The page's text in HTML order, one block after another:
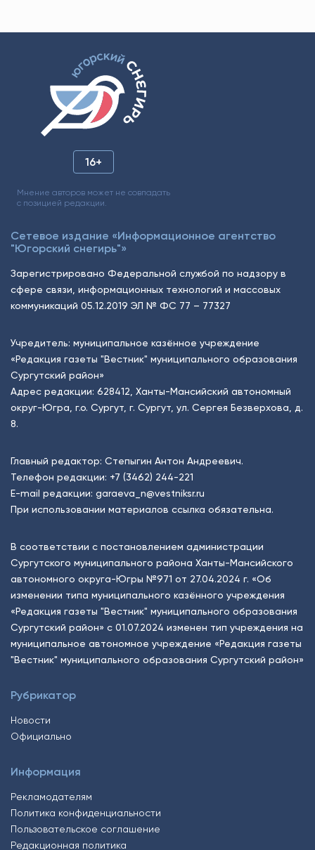
16+
Мнение авторов может не совпадать
с позицией редакции.
Сетевое издание «Информационное агентство
"Югорский снегирь"»
Зарегистрировано Федеральной службой по надзору в
сфере связи, информационных технологий и массовых
коммуникаций 05.12.2019 ЭЛ № ФС 77 – 77327
Учредитель: муниципальное казённое учреждение
«Редакция газеты "Вестник" муниципального образования
Сургутский район»
Адрес редакции: 628412, Ханты-Мансийский автономный
округ-Югра, г.о. Сургут, г. Сургут, ул. Сергея Безверхова, д.
8.
Главный редактор: Степыгин Антон Андреевич.
Телефон редакции: +7 (3462) 244-221
E-mail редакции: garaeva_n@vestniksr.ru
При использовании материалов ссылка обязательна.
В соответствии с постановлением администрации
Сургутского муниципального района Ханты-Мансийского
автономного округа-Югры №971 от 27.04.2024 г. «Об
изменении типа муниципального казённого учреждения
«Редакция газеты "Вестник" муниципального образования
Сургутский район» с 01.07.2024 изменен тип учреждения на
муниципальное автономное учреждение «Редакция газеты
"Вестник" муниципального образования Сургутский район»
Рубрикатор
Новости
Официально
Информация
Рекламодателям
Политика конфиденциальности
Пользовательское соглашение
Редакционная политика